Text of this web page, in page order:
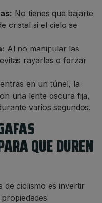
No tienes que bajarte
cristal si el cielo se
Al no manipular las
rayarlas o forzar
en un túnel, la
una lente oscura fija,
varios segundos.
QUE DUREN
de ciclismo es invertir